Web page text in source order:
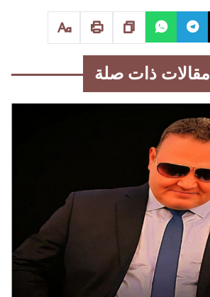
مقالات ذات صلة